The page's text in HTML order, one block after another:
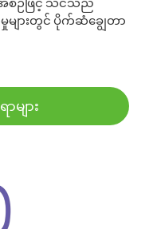
များတွင် ပိုက်ဆံချွေတာ
များ